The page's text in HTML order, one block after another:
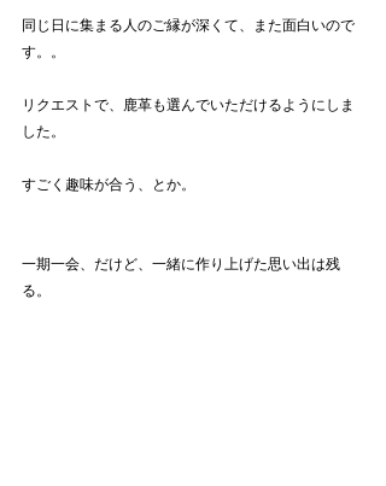
同じ日に集まる人のご縁が深くて、また面白いので
す。。
リクエストで、鹿革も選んでいただけるようにしま
した。
すごく趣味が合う、とか。
一期一会、だけど、一緒に作り上げた思い出は残
る。